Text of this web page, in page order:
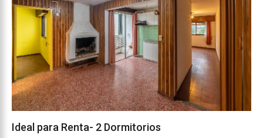
Ideal para Renta- 2 Dormitorios